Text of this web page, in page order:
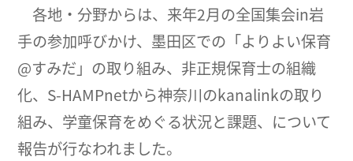
各地・分野からは、来年2月の全国集会in岩
手の参加呼びかけ、墨田区での「よりよい保育
@すみだ」の取り組み、非正規保育士の組織
化、S-HAMPnetから神奈川のkanalinkの取り
組み、学童保育をめぐる状況と課題、について
報告が行なわれました。